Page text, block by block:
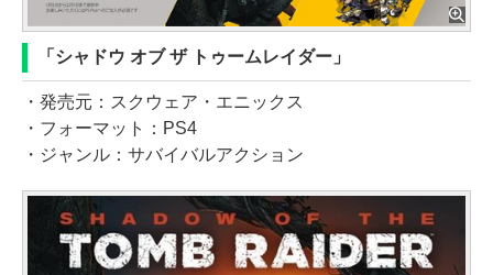
「シャドウ オブ ザ トゥームレイダー」
・発売元：スクウェア・エニックス
・フォーマット：PS4
・ジャンル：サバイバルアクション